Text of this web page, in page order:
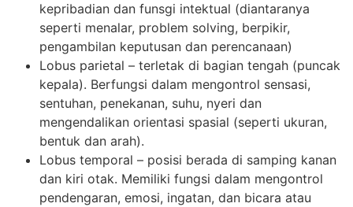
kepribadian dan funsgi intektual (diantaranya
seperti menalar, problem solving, berpikir,
pengambilan keputusan dan perencanaan)
Lobus parietal – terletak di bagian tengah (puncak
kepala). Berfungsi dalam mengontrol sensasi,
sentuhan, penekanan, suhu, nyeri dan
mengendalikan orientasi spasial (seperti ukuran,
bentuk dan arah).
Lobus temporal – posisi berada di samping kanan
dan kiri otak. Memiliki fungsi dalam mengontrol
pendengaran, emosi, ingatan, dan bicara atau